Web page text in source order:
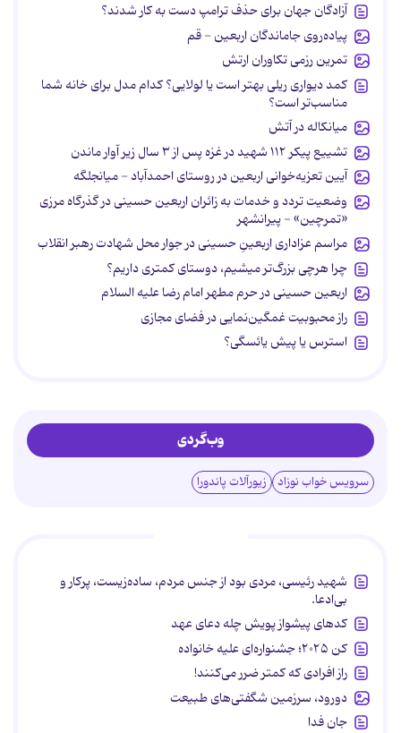
آزادگان جهان برای حذف ترامپ دست به کار شدند؟
پیاده‌روی جاماندگان اربعین - قم
تمرین رزمی تکاوران ارتش
کمد دیواری ریلی بهتر است یا لولایی؟ کدام مدل برای خانه شما
مناسب‌تر است؟
میانکاله در آتش
تشییع پیکر ۱۱۲ شهید در غزه پس از ۳ سال زیر آوار ماندن
آیین تعزیه‌خوانی اربعین در روستای احمدآباد - میانجلگه
وضعیت تردد و خدمات به زائران اربعین حسینی در گذرگاه مرزی
«تمرچین» - پیرانشهر
مراسم عزاداری اربعینِ حسینی در جوار محل شهادت رهبر انقلاب
چرا هرچی بزرگ‌تر میشیم، دوستای کمتری داریم؟
اربعین حسینی در حرم مطهر امام رضا علیه السلام
راز محبوبیت غمگین‌نمایی در فضای مجازی
استرس یا پیش یائسگی؟
وب‌گردی
سرویس خواب نوزاد زیورآلات پاندورا
شهید رئیسی، مردی بود از جنس مردم، ساده‌زیست، پرکار و
بی‌ادعا.
کدهای پیشواز پویش چله دعای عهد
کن ۲۰۲۵؛ جشنواره‌ای علیه خانواده
راز افرادی که کمتر ضرر می‌کنند!
دورود، سرزمین شگفتی‌های طبیعت
جان فدا